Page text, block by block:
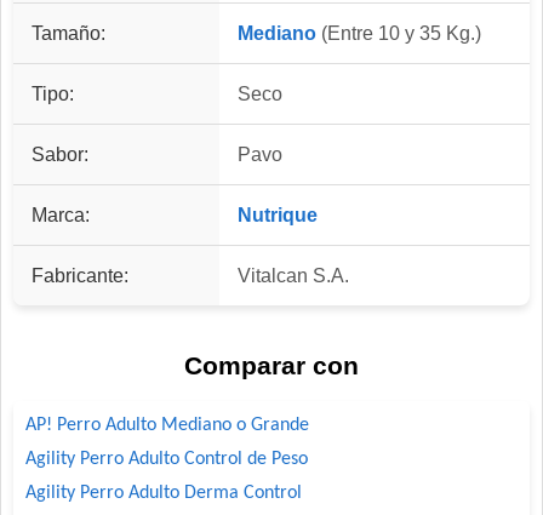
Tamaño: Mediano (Entre 10 y 35 Kg.)
Tipo: Seco
Sabor: Pavo
Marca: Nutrique
Fabricante: Vitalcan S.A.
Comparar con
AP! Perro Adulto Mediano o Grande
Agility Perro Adulto Control de Peso
Agility Perro Adulto Derma Control